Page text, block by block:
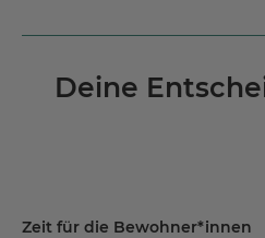
Deine
Zeit für die Bewohner*innen